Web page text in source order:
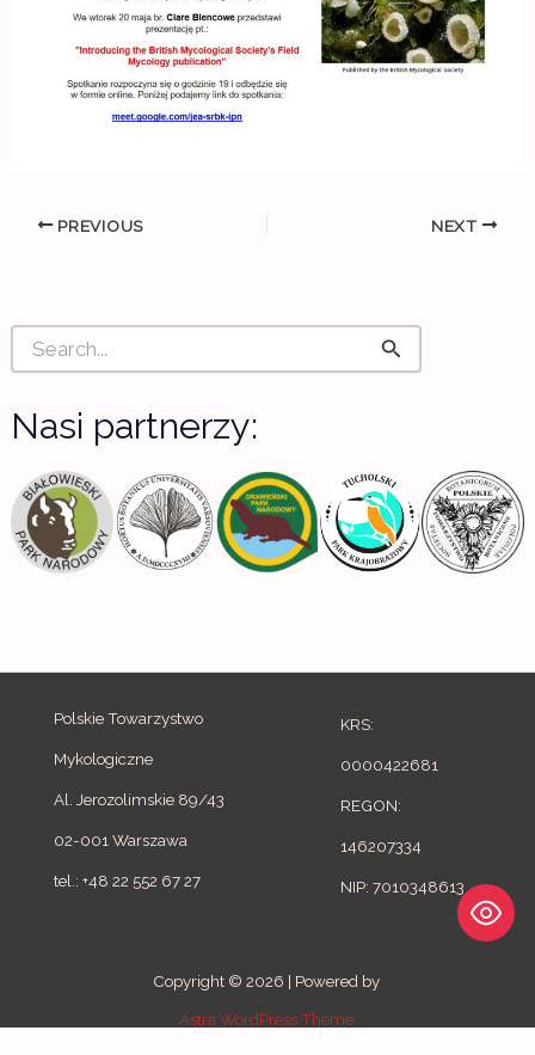
PREVIOUS NEXT
o
r
Nasi partnerzy:
Polskie Towarzystwo
Mykologiczne
Al. Jerozolimskie 89/43
02-001 Warszawa
tel.: +48 22 552 67 27
Copyright © 2026 | Powered by
Astra WordPress Theme
KRS:
0000422681
REGON:
146207334
NIP: 7010348613